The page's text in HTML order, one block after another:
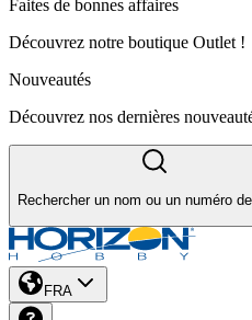
Faites de bonnes affaires
Découvrez notre boutique Outlet !
Nouveautés
Découvrez nos dernières
Rechercher un nom ou un numéro
FRA